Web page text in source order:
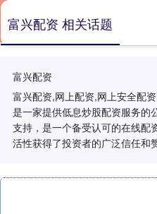
富兴配资
富兴配资,网上配资,网上安全配
是一家提供低息炒股配资服务的
支持，是一个备受认可的在线配
活性获得了投资者的广泛信任和
富兴配资 相关话题